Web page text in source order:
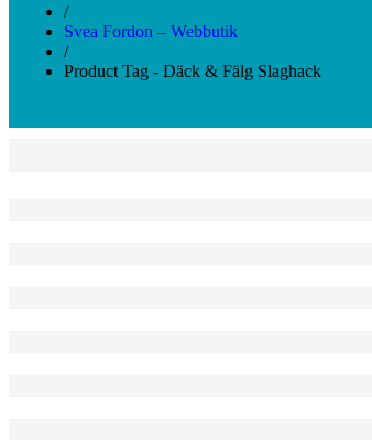
/
Svea Fordon – Webbutik
/
Product Tag - Däck & Fälg Slaghack